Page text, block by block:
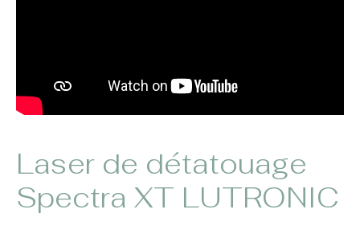
Laser de détatouage
Spectra XT LUTRONIC